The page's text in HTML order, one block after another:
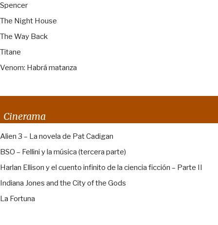
Spencer
The Night House
The Way Back
Titane
Venom: Habrá matanza
Cinerama
Alien 3 – La novela de Pat Cadigan
BSO – Fellini y la música (tercera parte)
Harlan Ellison y el cuento infinito de la ciencia ficción – Parte II
Indiana Jones and the City of the Gods
La Fortuna